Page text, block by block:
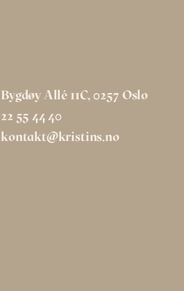
Bygdøy Allé 11C, 0257 Oslo
22 55 44 40
kontakt@kristins.no